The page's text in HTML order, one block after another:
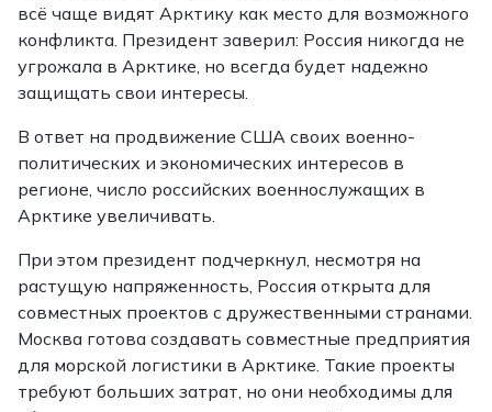
всё чаще видят Арктику как место для возможного
конфликта. Президент заверил: Россия никогда не
угрожала в Арктике, но всегда будет надежно
защищать свои интересы.
В ответ на продвижение США своих военно-
политических и экономических интересов в
регионе, число российских военнослужащих в
Арктике увеличивать.
При этом президент подчеркнул, несмотря на
растущую напряженность, Россия открыта для
совместных проектов с дружественными странами.
Москва готова создавать совместные предприятия
для морской логистики в Арктике. Такие проекты
требуют больших затрат, но они необходимы для